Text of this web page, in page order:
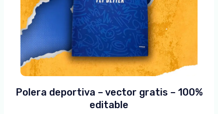
Polera deportiva – vector gratis – 100%
editable